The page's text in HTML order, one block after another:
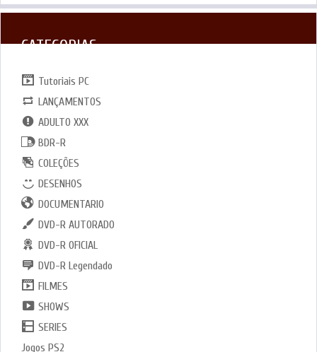
CATEGORIAS
Tutoriais PC
LANÇAMENTOS
ADULTO XXX
BDR-R
COLEÇÕES
DESENHOS
DOCUMENTARIO
DVD-R AUTORADO
DVD-R OFICIAL
DVD-R Legendado
FILMES
SHOWS
SERIES
Jogos PS2